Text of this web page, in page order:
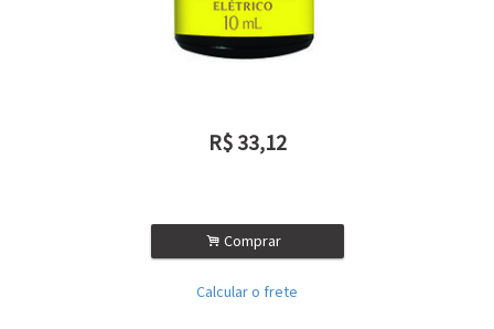
R$ 33,12
. Comprar
Calcular o frete